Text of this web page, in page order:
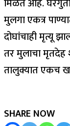
मुलगा एकत्र
दोघांचाही मृत्यू
तर मुलाचा
तालुक्यात एकच
SHARE NOW